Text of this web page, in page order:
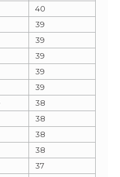
40
39
39
39
39
39
38
38
38
38
37